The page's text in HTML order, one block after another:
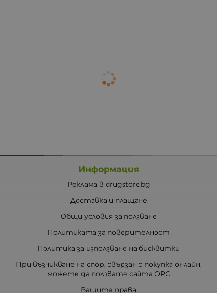
Информация
Реклама в drugstore.bg
Доставка и плащане
Общи условия за ползване
Политиката за поверителност
Политика за използване на бисквитки
При възникване на спор, свързан с покупка онлайн,
можете да ползвате сайта ОРС
Вашите права